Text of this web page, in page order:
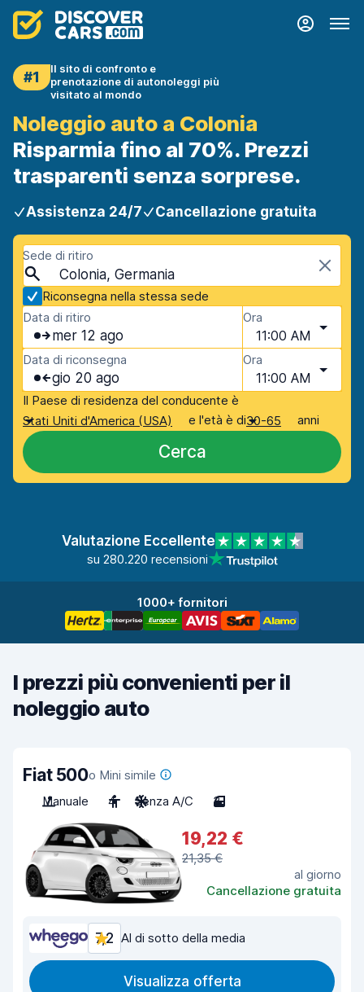
#1
Il sito di confronto e
prenotazione di autonoleggi più
visitato al mondo
Noleggio auto a Colonia
Risparmia fino al 70%. Prezzi
trasparenti senza sorprese.
Assistenza 24/7 Cancellazione gratuita
Sede di ritiro
Colonia, Germania
Riconsegna nella stessa sede
Data di ritiro
mer 12 ago
Ora
11:00 AM
Data di riconsegna
gio 20 ago
Ora
11:00 AM
Il Paese di residenza del conducente è
Stati Uniti d'America (USA)
e l'età è di30-65 anni
Cerca
Valutazione Eccellente
su 280.220 recensioni
1000+ fornitori
I prezzi più convenienti per il
noleggio auto
Fiat 500o Mini simile
Manuale
4 Senza A/C 3
19,22 €
21,35 €
al giorno
Cancellazione gratuita
7,2 Al di sotto della media
Visualizza offerta